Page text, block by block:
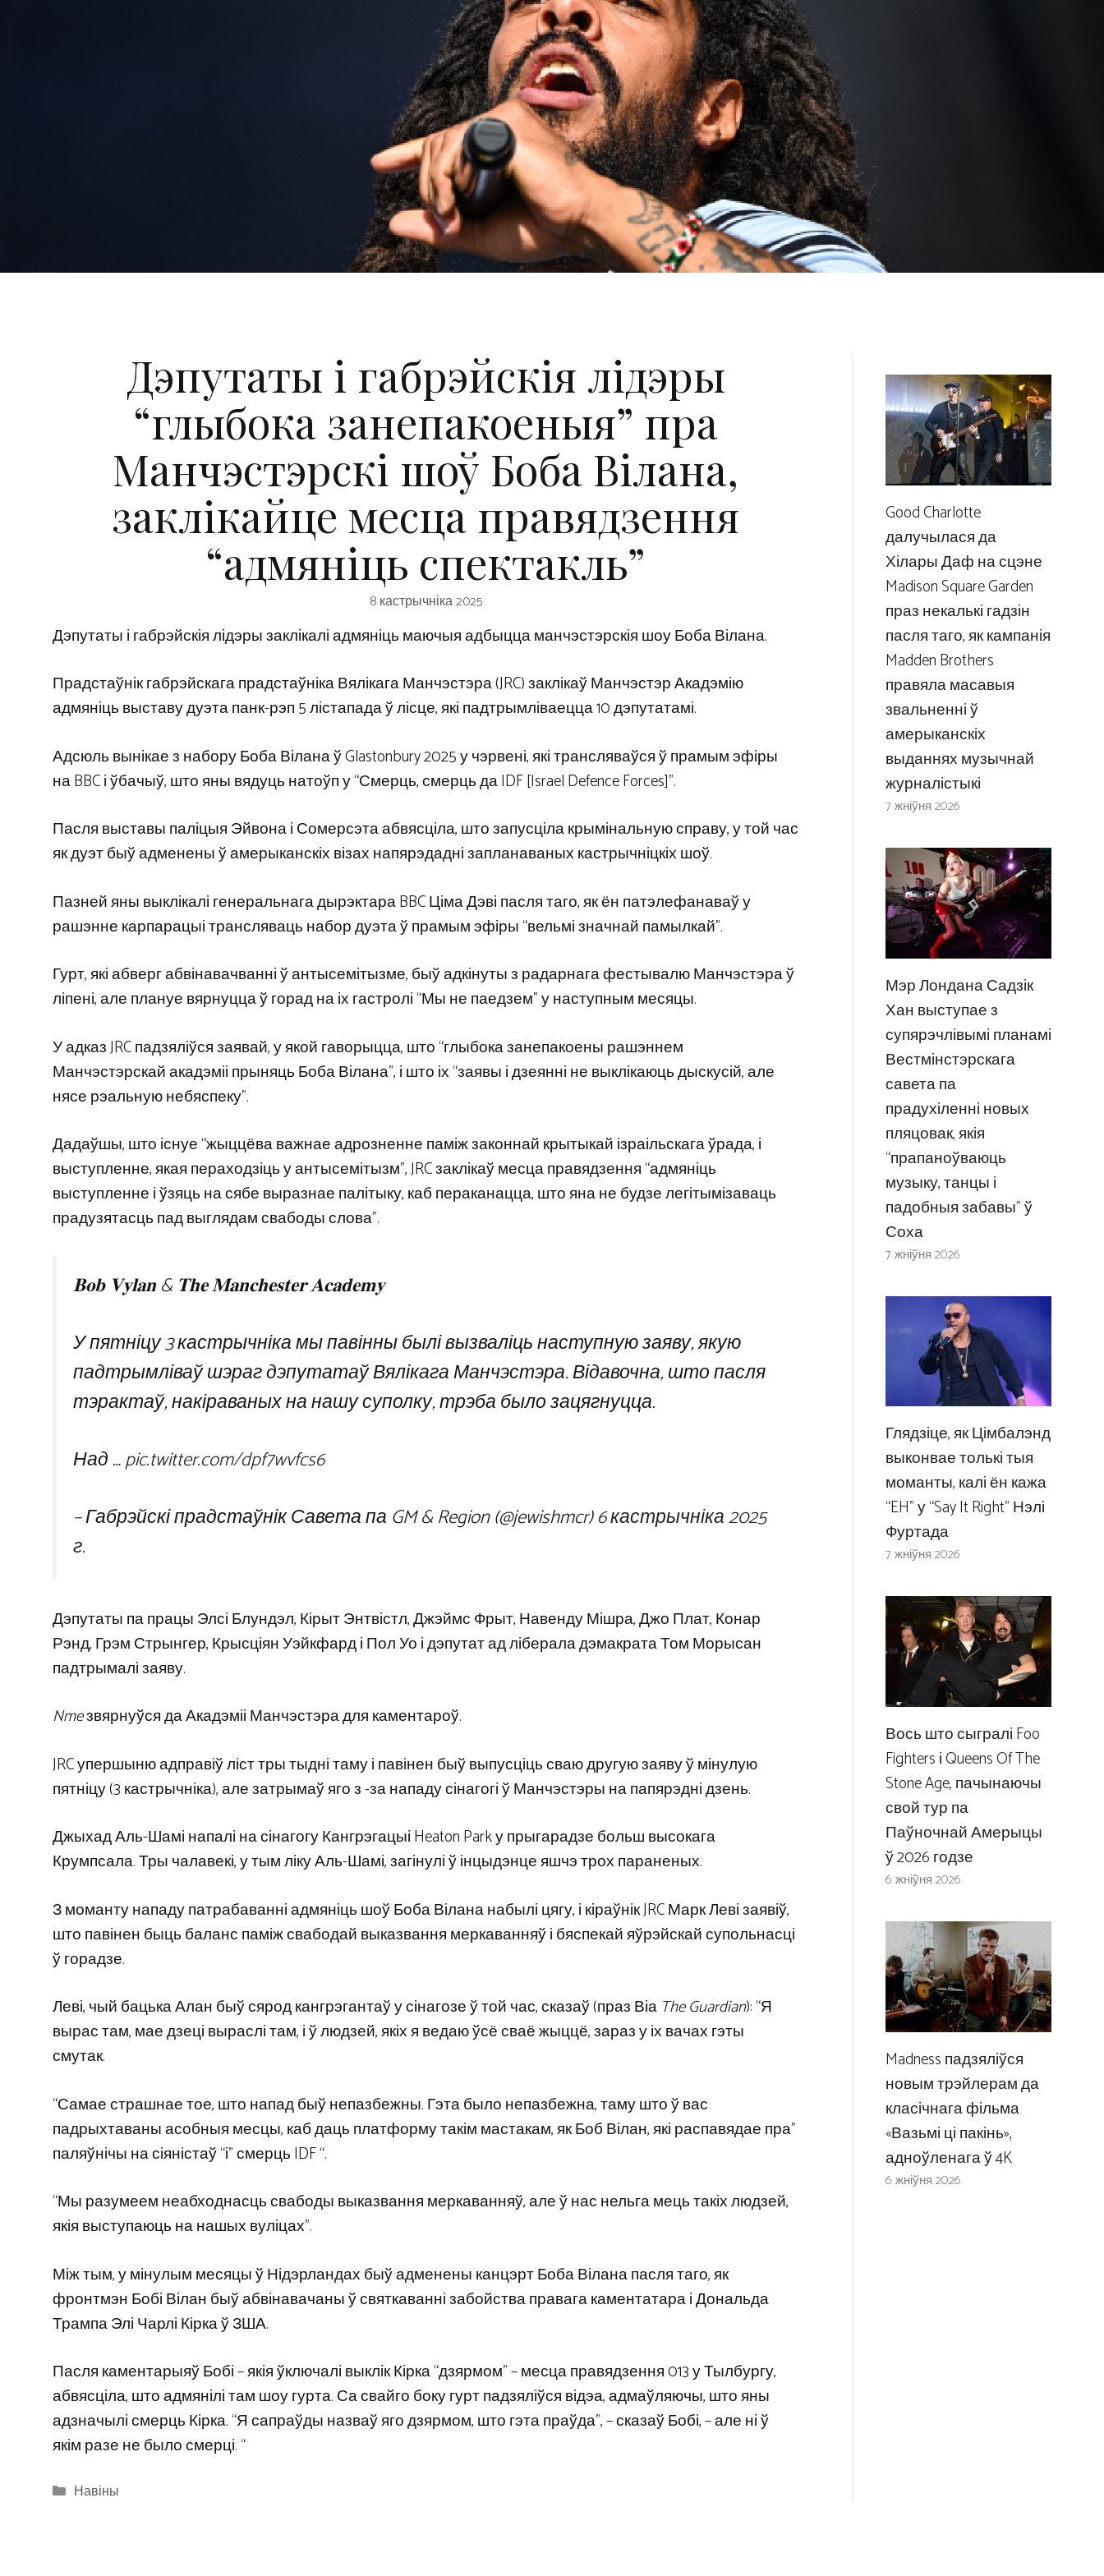
Дэпутаты і габрэйскія лідэры
“глыбока занепакоеныя” пра
Манчэстэрскі шоў Боба Вілана,
заклікайце месца правядзення
“адмяніць спектакль”
8 кастрычніка 2025
Дэпутаты і габрэйскія лідэры заклікалі адмяніць маючыя адбыцца манчэстэрскія шоу Боба Вілана.
Прадстаўнік габрэйскага прадстаўніка Вялікага Манчэстэра (JRC) заклікаў Манчэстэр Акадэмію
адмяніць выставу дуэта панк-рэп 5 лістапада ў лісце, які падтрымліваецца 10 дэпутатамі.
Адсюль вынікае з набору Боба Вілана ў Glastonbury 2025 у чэрвені, які трансляваўся ў прамым эфіры
на BBC і ўбачыў, што яны вядуць натоўп у “Смерць, смерць да IDF [Israel Defence Forces]”.
Пасля выставы паліцыя Эйвона і Сомерсэта абвясціла, што запусціла крымінальную справу, у той час
як дуэт быў адменены ў амерыканскіх візах напярэдадні запланаваных кастрычніцкіх шоў.
Пазней яны выклікалі генеральнага дырэктара BBC Ціма Дэві пасля таго, як ён патэлефанаваў у
рашэнне карпарацыі трансляваць набор дуэта ў прамым эфіры “вельмі значнай памылкай”.
Гурт, які абверг абвінавачванні ў антысемітызме, быў адкінуты з радарнага фестывалю Манчэстэра ў
ліпені, але плануе вярнуцца ў горад на іх гастролі “Мы не паедзем” у наступным месяцы.
У адказ JRC падзяліўся заявай, у якой гаворыцца, што “глыбока занепакоены рашэннем
Манчэстэрскай акадэміі прыняць Боба Вілана”, і што іх “заявы і дзеянні не выклікаюць дыскусій, але
нясе рэальную небяспеку”.
Дадаўшы, што існуе “жыццёва важнае адрозненне паміж законнай крытыкай ізраільскага ўрада, і
выступленне, якая пераходзіць у антысемітызм”, JRC заклікаў месца правядзення “адмяніць
выступленне і ўзяць на сябе выразнае палітыку, каб пераканацца, што яна не будзе легітымізаваць
прадузятасць пад выглядам свабоды слова”.
𝐁𝐨𝐛 𝐕𝐲𝐥𝐚𝐧 & 𝐓𝐡𝐞 𝐌𝐚𝐧𝐜𝐡𝐞𝐬𝐭𝐞𝐫 𝐀𝐜𝐚𝐝𝐞𝐦𝐲
У пятніцу 3 кастрычніка мы павінны былі вызваліць наступную заяву, якую
падтрымліваў шэраг дэпутатаў Вялікага Манчэстэра. Відавочна, што пасля
тэрактаў, накіраваных на нашу суполку, трэба было зацягнуцца.
Над …pic.twitter.com/dpf7wvfcs6
– Габрэйскі прадстаўнік Савета па GM & Region (@jewishmcr)6 кастрычніка 2025
г.
Дэпутаты па працы Элсі Блундэл, Кірыт Энтвістл, Джэймс Фрыт, Навенду Мішра, Джо Плат, Конар
Рэнд, Грэм Стрынгер, Крысціян Уэйкфард і Пол Уо і дэпутат ад ліберала дэмакрата Том Морысан
падтрымалі заяву.
Nmeзвярнуўся да Акадэміі Манчэстэра для каментароў.
JRC упершыню адправіў ліст тры тыдні таму і павінен быў выпусціць сваю другую заяву ў мінулую
пятніцу (3 кастрычніка), але затрымаў яго з -за нападу сінагогі ў Манчэстэры на папярэдні дзень.
Джыхад Аль-Шамі напалі на сінагогу Кангрэгацыі Heaton Park у прыгарадзе больш высокага
Крумпсала. Тры чалавекі, у тым ліку Аль-Шамі, загінулі ў інцыдэнце яшчэ трох параненых.
З моманту нападу патрабаванні адмяніць шоў Боба Вілана набылі цягу, і кіраўнік JRC Марк Леві заявіў,
што павінен быць баланс паміж свабодай выказвання меркаванняў і бяспекай яўрэйскай супольнасці
ў горадзе.
Леві, чый бацька Алан быў сярод кангрэгантаў у сінагозе ў той час, сказаў (праз Віа The Guardian): “Я
вырас там, мае дзеці выраслі там, і ў людзей, якіх я ведаю ўсё сваё жыццё, зараз у іх вачах гэты
смутак.
“Самае страшнае тое, што напад быў непазбежны. Гэта было непазбежна, таму што ў вас
падрыхтаваны асобныя месцы, каб даць платформу такім мастакам, як Боб Вілан, які распавядае пра”
паляўнічы на ​​сіяністаў “і” смерць IDF “.
“Мы разумеем неабходнасць свабоды выказвання меркаванняў, але ў нас нельга мець такіх людзей,
якія выступаюць на нашых вуліцах”.
Між тым, у мінулым месяцы ў Нідэрландах быў адменены канцэрт Боба Вілана пасля таго, як
фронтмэн Бобі Вілан быў абвінавачаны ў святкаванні забойства правага каментатара і Дональда
Трампа Элі Чарлі Кірка ў ЗША.
Пасля каментарыяў Бобі – якія ўключалі выклік Кірка “дзярмом” – месца правядзення 013 у Тылбургу,
абвясціла, што адмянілі там шоу гурта. Са свайго боку гурт падзяліўся відэа, адмаўляючы, што яны
адзначылі смерць Кірка. “Я сапраўды назваў яго дзярмом, што гэта праўда”, – сказаў Бобі, – але ні ў
якім разе не было смерці. “
Categories
Навіны
Good Charlotte
далучылася да
Хілары Даф на сцэне
Madison Square Garden
праз некалькі гадзін
пасля таго, як кампанія
Madden Brothers
правяла масавыя
звальненні ў
амерыканскіх
выданнях музычнай
журналістыкі
7 жніўня 2026
Мэр Лондана Садзік
Хан выступае з
супярэчлівымі планамі
Вестмінстэрскага
савета па
прадухіленні новых
пляцовак, якія
“прапаноўваюць
музыку, танцы і
падобныя забавы” ў
Соха
7 жніўня 2026
Глядзіце, як Цімбалэнд
выконвае толькі тыя
моманты, калі ён кажа
“EH” у “Say It Right” Нэлі
Фуртада
7 жніўня 2026
Вось што сыгралі Foo
Fighters і Queens Of The
Stone Age, пачынаючы
свой тур па
Паўночнай Амерыцы
ў 2026 годзе
6 жніўня 2026
Madness падзяліўся
новым трэйлерам да
класічнага фільма
«Вазьмі ці пакінь»,
адноўленага ў 4K
6 жніўня 2026